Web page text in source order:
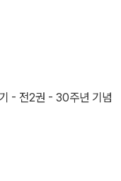
- 전2권 - 30주년 기념